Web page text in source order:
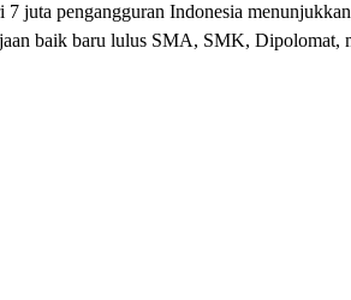
7 juta pengangguran Indonesia
baik baru lulus SMA, SMK, Dipolomat,